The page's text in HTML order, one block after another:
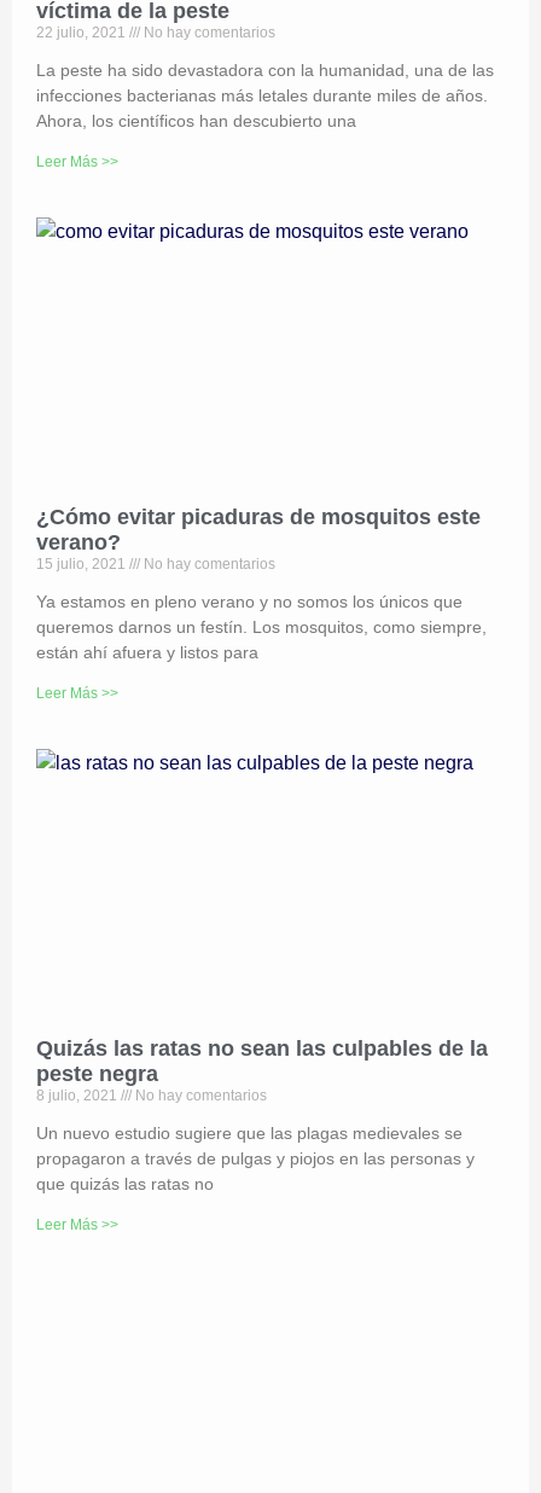
víctima de la peste
22 julio, 2021 No hay comentarios
La peste ha sido devastadora con la humanidad, una de las
infecciones bacterianas más letales durante miles de años.
Ahora, los científicos han descubierto una
Leer Más >>
¿Cómo evitar picaduras de mosquitos este
verano?
15 julio, 2021 No hay comentarios
Ya estamos en pleno verano y no somos los únicos que
queremos darnos un festín. Los mosquitos, como siempre,
están ahí afuera y listos para
Leer Más >>
Quizás las ratas no sean las culpables de la
peste negra
8 julio, 2021 No hay comentarios
Un nuevo estudio sugiere que las plagas medievales se
propagaron a través de pulgas y piojos en las personas y
que quizás las ratas no
Leer Más >>